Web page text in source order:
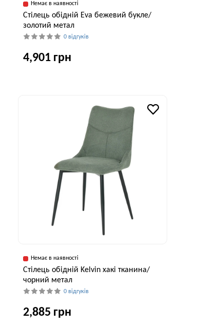
Немає в наявності
Cтілець обідній Eva бежевий букле/
золотий метал
0 відгуків
4,901 грн
80 см
Немає в наявності
Cтілець обідній Kelvin хакі тканина/
чорний метал
0 відгуків
2,885 грн